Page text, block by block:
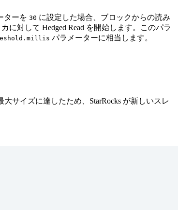
ターを 30 に設定した場合、ブロックからの読み
対して Hedged Read を開始します。このパラ
パラメーターに相当します。
サイズに達したため、StarRocks が新しいスレ